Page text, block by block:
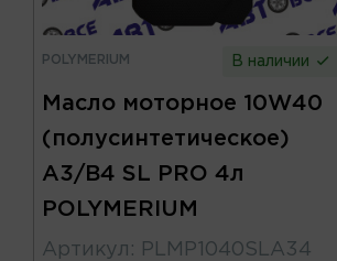
POLYMERIUM В наличии
Масло моторное 10W40
(полусинтетическое)
A3/B4 SL PRO 4л
POLYMERIUM
Артикул : PLMP1040SLA34